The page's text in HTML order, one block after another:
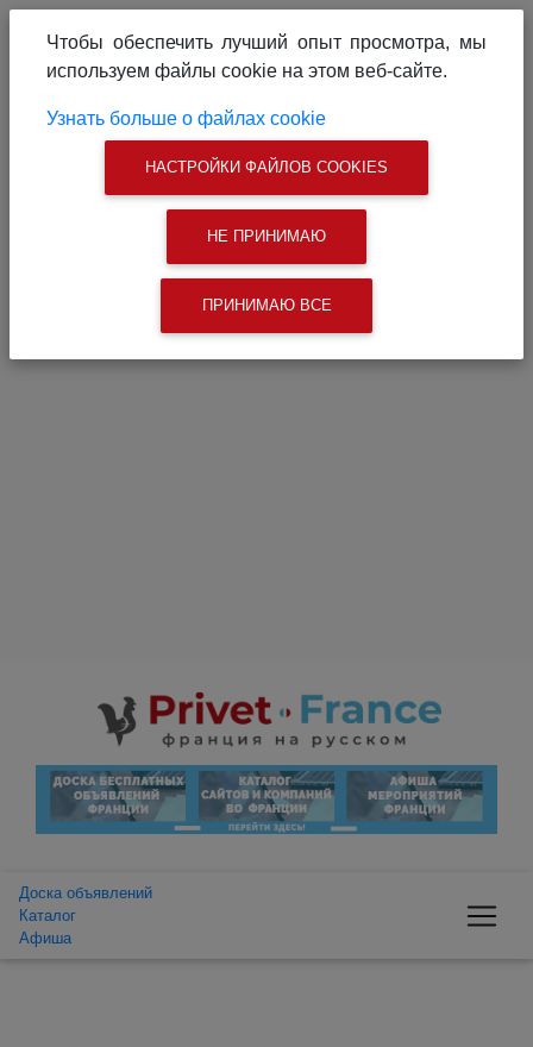
Связаться с нами
Поиск
Доска объявлений
Каталог
Афиша
Чтобы обеспечить лучший опыт просмотра, мы
используем файлы cookie на этом веб-сайте.
Узнать больше о файлах cookie